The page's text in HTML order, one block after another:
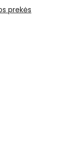
prekės